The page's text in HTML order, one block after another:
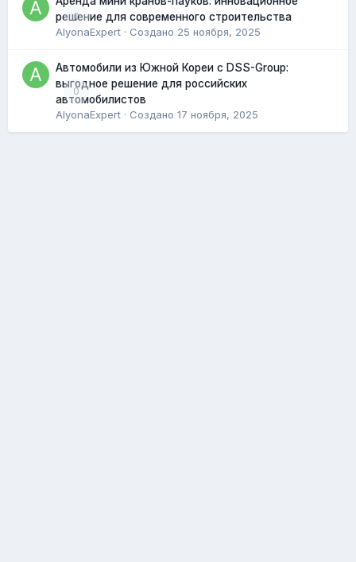
0
решение для современного строительства
AlyonaExpert · Создано 25 ноября, 2025
0
Автомобили из Южной Кореи с DSS-Group:
выгодное решение для российских
автомобилистов
AlyonaExpert · Создано 17 ноября, 2025